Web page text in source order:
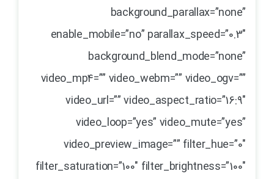
background_parallax=”none”
enable_mobile=”no” parallax_speed=”0.3″
background_blend_mode=”none”
video_mp4=”” video_webm=”” video_ogv=””
video_url=”” video_aspect_ratio=”16:9″
video_loop=”yes” video_mute=”yes”
video_preview_image=”” filter_hue=”0″
filter_saturation=”100″ filter_brightness=”100″